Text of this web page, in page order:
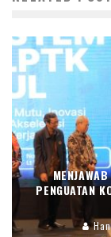
PENGUATAN